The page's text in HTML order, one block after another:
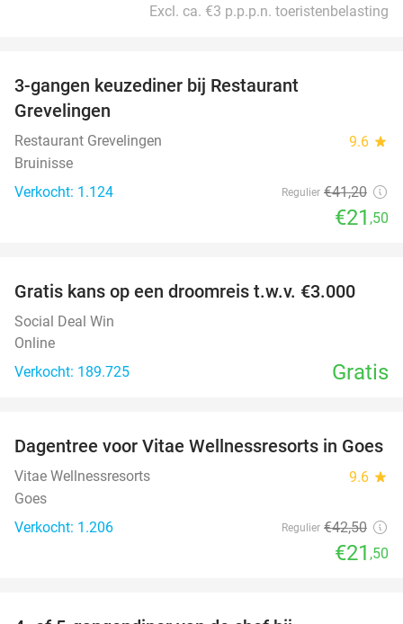
Excl. ca. €3 p.p.p.n. toeristenbelasting
3-gangen keuzediner bij Restaurant
Grevelingen
Restaurant Grevelingen 9.6 star
Bruinisse
Verkocht: 1.124
Regulier €41,20
€21 ,50
Gratis kans op een droomreis t.w.v. €3.000
Social Deal Win
Online
Verkocht: 189.725
Gratis
49%
Dagentree voor Vitae Wellnessresorts in Goes
Vitae Wellnessresorts 9.6 star
Goes
Verkocht: 1.206
Regulier €42,50
€21 ,50